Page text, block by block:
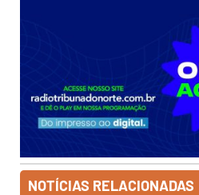
NOTÍCIAS RELACIONADAS